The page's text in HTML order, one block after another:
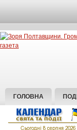
ГОЛОВНА ПОДІЇ